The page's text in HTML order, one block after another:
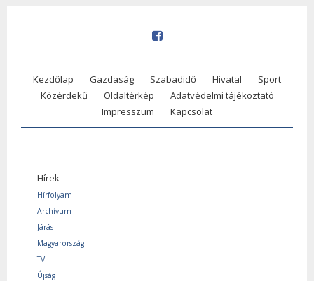
Kezdőlap Gazdaság Szabadidő Hivatal
Sport
Közérdekű
Oldaltérkép
Adatvédelmi tájékoztató
Impresszum
Kapcsolat
Hírek
Hírfolyam
Archívum
Járás
Magyarország
TV
Újság